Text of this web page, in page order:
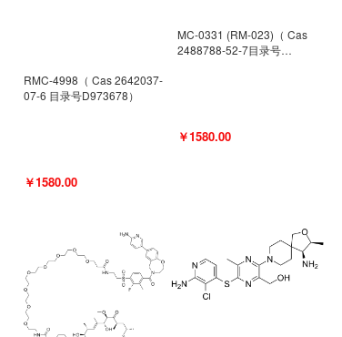
RMC-4998（ Cas 2642037-
07-6 目录号D973678）
￥1580.00
MC-0331 (RM-023)（ Cas
2488788-52-7目录号
￥1580.00